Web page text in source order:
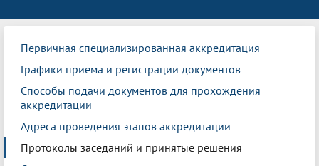
Первичная специализированная аккредитация
Графики приема и регистрации документов
Способы подачи документов для прохождения
аккредитации
Адреса проведения этапов аккредитации
Протоколы заседаний и принятые решения